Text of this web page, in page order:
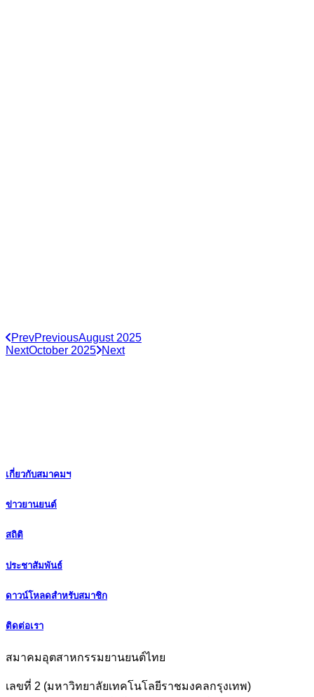
PrevPreviousAugust 2025
NextOctober 2025 Next
เกี่ยวกับสมาคมฯ
ข่าวยานยนต์
สถิติ
ประชาสัมพันธ์
ดาวน์โหลดสำหรับสมาชิก
ติดต่อเรา
สมาคมอุตสาหกรรมยานยนต์ไทย
เลขที่ 2 (มหาวิทยาลัยเทคโนโลยีราชมงคลกรุงเทพ)